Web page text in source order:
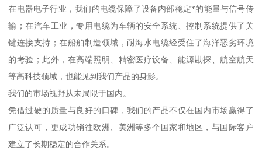
在电器电子行业，我们的电缆保障了设备内部稳定*的能量与信号传
输；在汽车工业，专用电缆为车辆的安全系统、控制系统提供了关
键连接支持；在船舶制造领域，耐海水电缆经受住了海洋恶劣环境
的考验；此外，在高端照明、精密医疗设备、能源勘探、航空航天
等高科技领域，也能见到我们产品的身影。
我们的市场视野从未局限于国内。
凭借过硬的质量与良好的口碑，我们的产品不仅在国内市场赢得了
广泛认可，更成功销往欧洲、美洲等多个国家和地区，与国际客户
建立了长期稳定的合作关系。